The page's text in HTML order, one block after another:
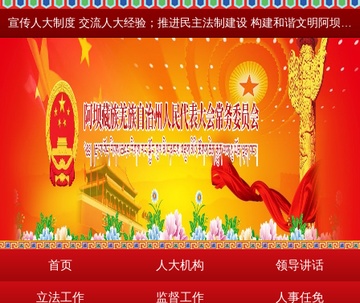
首页 人大机构 领导讲话
立法工作 监督工作 人事任免